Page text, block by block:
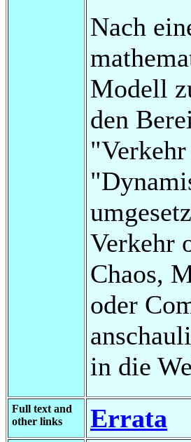
Nach
Modell
den
Verkehr
Chaos,
oder
in die
Full text and
other links
Errata